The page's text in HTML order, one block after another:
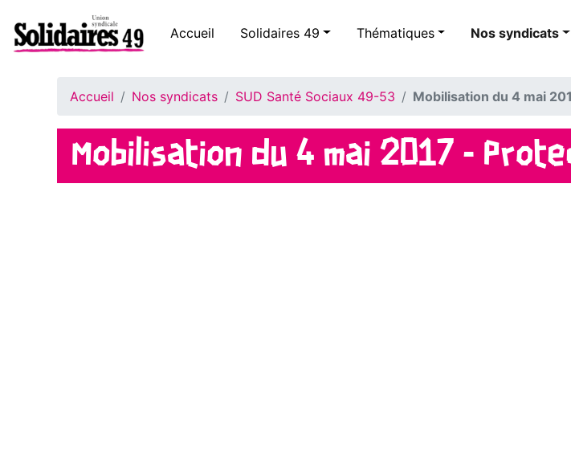
Accueil Solidaires 49 Thématiques Nos syndicats
Accueil Nos syndicats SUD Santé Sociaux 49-53 Mobilisation du 4 mai
Mobilisation du 4 mai 2017 -